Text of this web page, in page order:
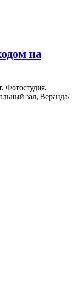
на
Фотостудия,
зал, Веранда/